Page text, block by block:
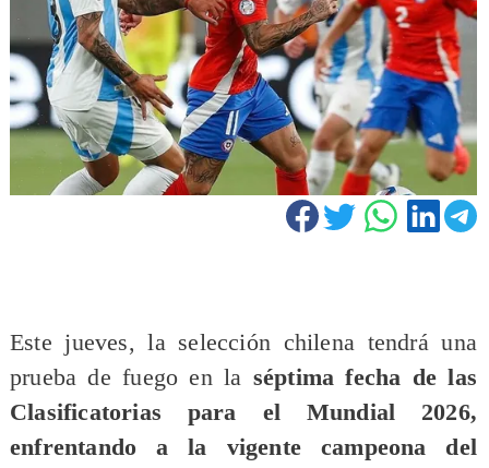
Este jueves, la selección chilena tendrá una
prueba de fuego en la séptima fecha de las
Clasificatorias para el Mundial 2026,
enfrentando a la vigente campeona del